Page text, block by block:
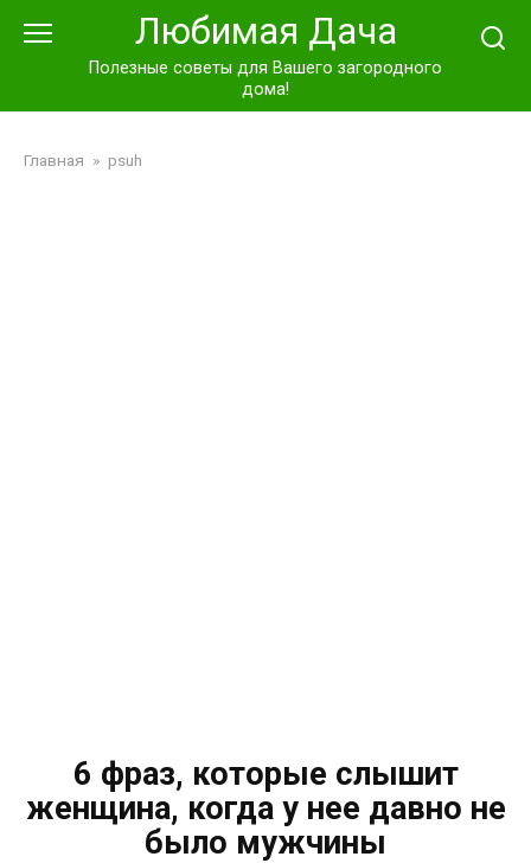
Любимая Дача
Полезные советы для Вашего загородного
дома!
Главная » psuh
6 фраз, которые слышит
женщина, когда у нее давно не
было мужчины